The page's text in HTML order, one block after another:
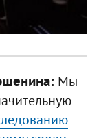
Мы